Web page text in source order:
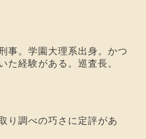
事。学園大理系出身。かつ
た経験がある。巡査長。
り調べの巧さに定評があ